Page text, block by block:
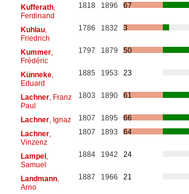
Kufferath,
Ferdinand
1818 1896 67
Kuhlau,
Friedrich
1786 1832 3
Kummer,
Frédéric
1797 1879 50
Künneke,
Eduard
1885 1953 23
Lachner, Franz
Paul
1803 1890 61
Lachner, Ignaz 1807 1895
66
Lachner,
Vinzenz
1807 1893 64
Lampel,
Samuel
1884 1942 24
Landmann,
Arno
1887 1966 21